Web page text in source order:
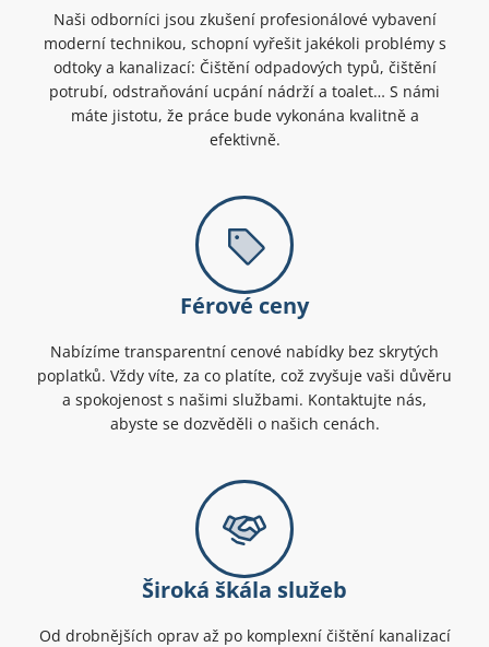
Naši odborníci jsou zkušení profesionálové vybavení
moderní technikou, schopní vyřešit jakékoli problémy s
odtoky a kanalizací: Čištění odpadových typů, čištění
potrubí, odstraňování ucpání nádrží a toalet… S námi
máte jistotu, že práce bude vykonána kvalitně a
efektivně.
Férové ceny
Nabízíme transparentní cenové nabídky bez skrytých
poplatků. Vždy víte, za co platíte, což zvyšuje vaši důvěru
a spokojenost s našimi službami. Kontaktujte nás,
abyste se dozvěděli o našich cenách.
Široká škála služeb
Od drobnějších oprav až po komplexní čištění kanalizací